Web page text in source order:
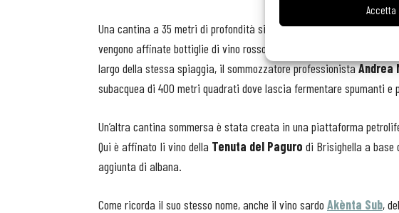
Accetta
Una cantina a 35 metri di profondità si trova inToscana, al largo di
vengono affinate bottiglie di vino rosso
, con uve
largo della stessa spiaggia, il sommozzatore professionistaAndrea
subacquea di 400 metri quadrati dove lascia fermentare spumanti e
Un’altra cantina sommersa è stata creata in una piattaforma
Qui è affinato Ii vino della Tenuta del Paguro di Brisighella a base
aggiunta di albana.
Come ricorda il suo stesso nome, anche il vino sardo Akènta Sub,